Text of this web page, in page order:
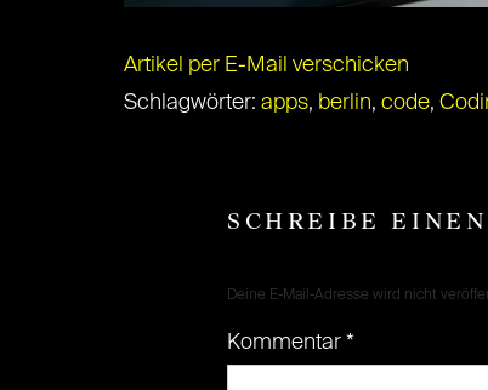
Artikel per E-Mail verschicken
Schlagwörter: apps, berlin, code,
SCHREIBE
Deine E-Mail-Adresse wird nicht
Kommentar *